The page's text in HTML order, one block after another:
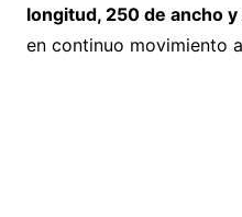
longitud, 250 de ancho
en continuo movimiento